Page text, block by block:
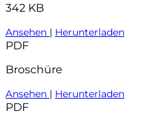
342 KB
Ansehen | Herunterladen
PDF
Broschüre
Ansehen | Herunterladen
PDF